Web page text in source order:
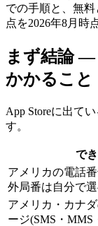
での手順と、無
点を2026年8月時
まず結論 ―
かかること
App Storeに出て
す。
で
アメリカの電話
外局番は自分で
アメリカ・カナ
ージ(SMS・MMS